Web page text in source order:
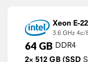
Xeon E-
3.6 GHz 4c/
64 GB DDR4
2× 512 GB (SSD